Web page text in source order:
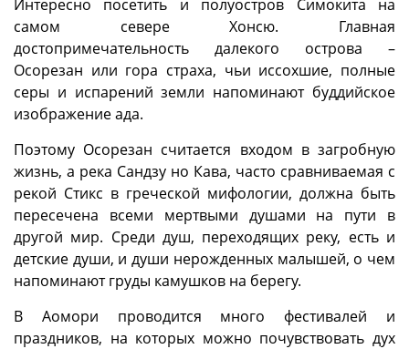
Интересно посетить и полуостров Симокита на
самом севере Хонсю. Главная
достопримечательность далекого острова –
Осорезан или гора страха, чьи иссохшие, полные
серы и испарений земли напоминают буддийское
изображение ада.
Поэтому Осорезан считается входом в загробную
жизнь, а река Сандзу но Кава, часто сравниваемая с
рекой Стикс в греческой мифологии, должна быть
пересечена всеми мертвыми душами на пути в
другой мир. Среди душ, переходящих реку, есть и
детские души, и души нерожденных малышей, о чем
напоминают груды камушков на берегу.
В Аомори проводится много фестивалей и
праздников, на которых можно почувствовать дух